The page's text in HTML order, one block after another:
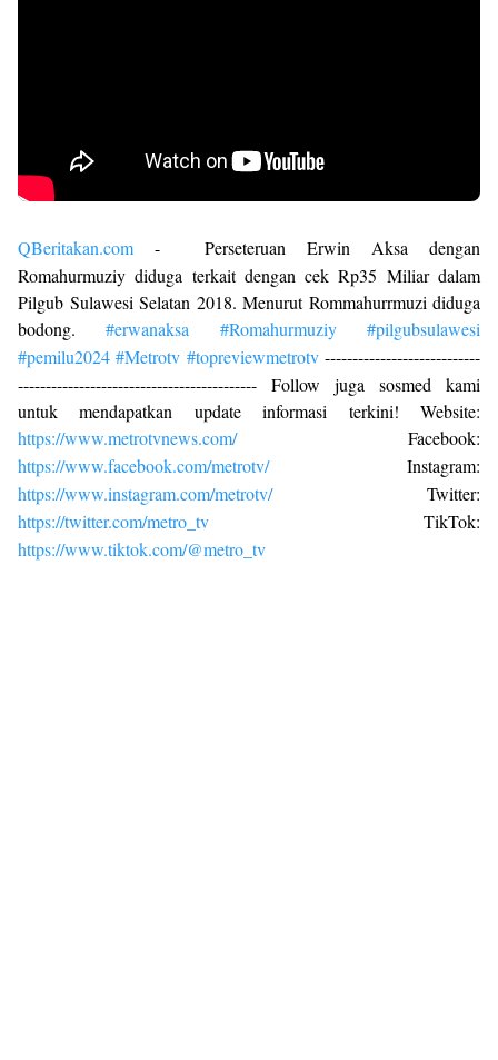
QBeritakan.com - Perseteruan Erwin Aksa dengan
Romahurmuziy diduga terkait dengan cek Rp35 Miliar dalam
Pilgub Sulawesi Selatan 2018. Menurut Rommahurrmuzi diduga
bodong.#erwanaksa #Romahurmuziy
#pilgubsulawesi
#pemilu2024 #Metrotv #topreviewmetrotv----------------------------
------------------------------------------- Follow juga sosmed kami
untuk mendapatkan update informasi terkini! Website:
https://www.metrotvnews.com/Facebook:
https://www.facebook.com/metrotv/Instagram:
https://www.instagram.com/metrotv/Twitter:
https://twitter.com/metro_tv TikTok:
https://www.tiktok.com/@metro_tv